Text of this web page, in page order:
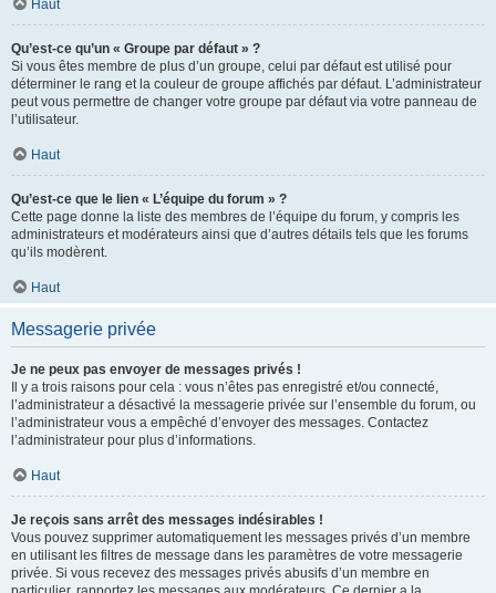
Haut
Qu’est-ce qu’un « Groupe par défaut » ?
Si vous êtes membre de plus d’un groupe, celui par défaut est utilisé pour
déterminer le rang et la couleur de groupe affichés par défaut. L’administrateur
peut vous permettre de changer votre groupe par défaut via votre panneau de
l’utilisateur.
Haut
Qu’est-ce que le lien « L’équipe du forum » ?
Cette page donne la liste des membres de l’équipe du forum, y compris les
administrateurs et modérateurs ainsi que d’autres détails tels que les forums
qu’ils modèrent.
Haut
Messagerie privée
Je ne peux pas envoyer de messages privés !
Il y a trois raisons pour cela : vous n’êtes pas enregistré et/ou connecté,
l’administrateur a désactivé la messagerie privée sur l’ensemble du forum, ou
l’administrateur vous a empêché d’envoyer des messages. Contactez
l’administrateur pour plus d’informations.
Haut
Je reçois sans arrêt des messages indésirables !
Vous pouvez supprimer automatiquement les messages privés d’un membre
en utilisant les filtres de message dans les paramètres de votre messagerie
privée. Si vous recevez des messages privés abusifs d’un membre en